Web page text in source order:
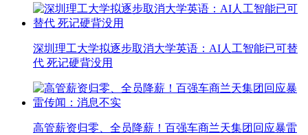
深圳理工大学拟逐步取消大学英语：AI人工智能已可替
代 死记硬背没用
高管薪资归零、全员降薪！百强车商兰天集团回应暴雷